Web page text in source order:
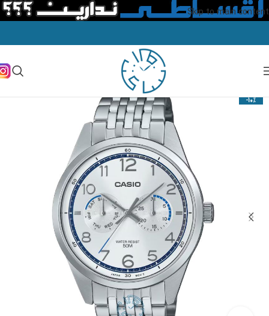
Skip to main content
-10%